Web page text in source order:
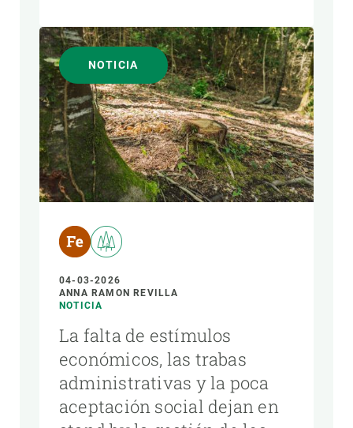
NOTICIA
04-03-2026
ANNA RAMON REVILLA
NOTICIA
La falta de estímulos
económicos, las trabas
administrativas y la poca
aceptación social dejan en